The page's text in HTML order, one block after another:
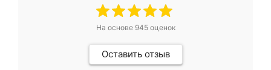
На основе 945оценок
Оставить отзыв